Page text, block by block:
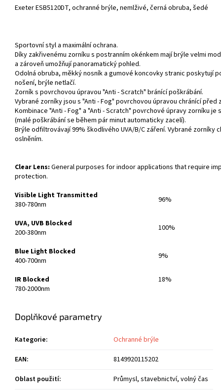
Exeter ESB5120DT, ochranné brýle, nemlživé, černá obruba, šedé
Sportovní styl a maximální ochrana.
Díky zakřivenému zorníku s postranním okénkem mají brýle velmi
a zároveň umožňují panoramatický pohled.
Odolná obruba, měkký nosník a gumové koncovky stranic poskytují
nošení, brýle netlačí.
Zorník s povrchovou úpravou "Anti - Scratch" bránící poškrábání.
Vybrané zorníky jsou s "Anti - Fog" povrchovou úpravou chránící před
Kombinace "Anti - Fog" a "Anti - Scratch" povrchové úpravy zorníku je
(malé poškrábání se během pár minut automaticky zacelí).
Brýle odfiltrovávají 99% škodlivého UVA/B/C záření. Vybrané zorníky
oslněním.
Clear Lens: General purposes for indoor applications that require
protection.
Visible Light Transmitted
380-780nm
96%
UVA, UVB Blocked
200-380nm
100%
Blue Light Blocked
400-700nm
9%
IR Blocked
780-2000nm
18%
Doplňkové parametry
Kategorie:
Ochranné brýle
EAN:
8149920115202
Oblast použití: Průmysl, stavebnictví, volný čas